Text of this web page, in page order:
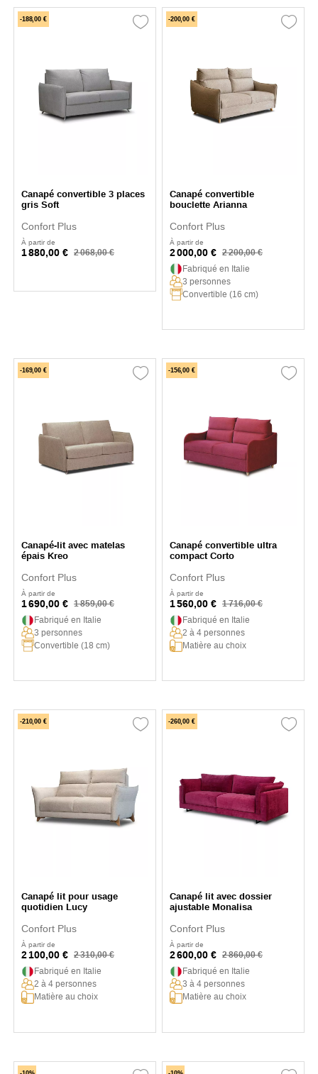
-188,00 €
Canapé convertible 3 places
gris Soft
Confort Plus
À partir de
1 880,00 € 2 068,00 €
-200,00 €
Canapé convertible
bouclette Arianna
Confort Plus
À partir de
2 000,00 € 2 200,00 €
Fabriqué en Italie
3 personnes
Convertible (16 cm)
-169,00 €
Canapé-lit avec matelas
épais Kreo
Confort Plus
À partir de
1 690,00 € 1 859,00 €
Fabriqué en Italie
3 personnes
Convertible (18 cm)
-156,00 €
Canapé convertible ultra
compact Corto
Confort Plus
À partir de
1 560,00 € 1 716,00 €
Fabriqué en Italie
2 à 4 personnes
Matière au choix
-210,00 €
Canapé lit pour usage
quotidien Lucy
Confort Plus
À partir de
2 100,00 € 2 310,00 €
Fabriqué en Italie
2 à 4 personnes
Matière au choix
-260,00 €
Canapé lit avec dossier
ajustable Monalisa
Confort Plus
À partir de
2 600,00 € 2 860,00 €
Fabriqué en Italie
3 à 4 personnes
Matière au choix